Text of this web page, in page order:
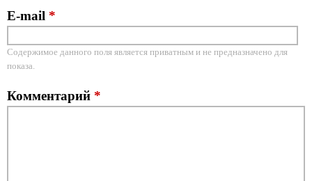
E-mail *
Содержимое данного поля является приватным и не предназначено для
показа.
Комментарий *